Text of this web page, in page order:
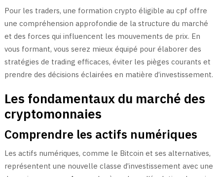
Pour les traders, une formation crypto éligible au cpf offre
une compréhension approfondie de la structure du marché
et des forces qui influencent les mouvements de prix. En
vous formant, vous serez mieux équipé pour élaborer des
stratégies de trading efficaces, éviter les pièges courants et
prendre des décisions éclairées en matière d’investissement.
Les fondamentaux du marché des
cryptomonnaies
Comprendre les actifs numériques
Les actifs numériques, comme le Bitcoin et ses alternatives,
représentent une nouvelle classe d’investissement avec une